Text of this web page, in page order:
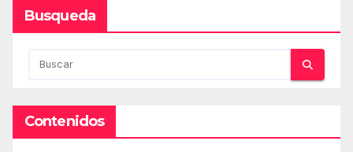
Busqueda
Contenidos